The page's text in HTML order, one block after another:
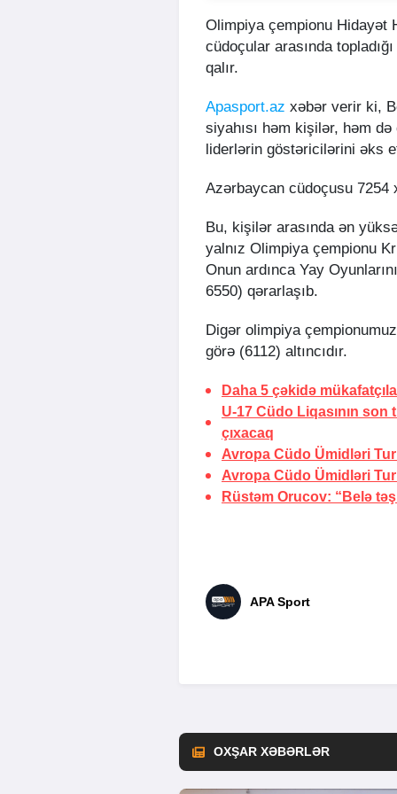
Olimpiya çempionu Hidayət
cüdoçular arasında
qalır.
Apasport.az xəbər verir ki,
siyahısı həm kişilər, həm də
liderlərin göstəricilərini əks
Azərbaycan cüdoçusu
Bu, kişilər arasında ən
yalnız Olimpiya çempionu
Onun ardınca Yay
6550) qərarlaşıb.
Digər olimpiya
görə (6112) altıncıdır.
Daha 5 çəkidə
U-17 Cüdo Liqasının
çıxacaq
Avropa Cüdo Ümidləri
Avropa Cüdo Ümidləri
Rüstəm Orucov: “Belə
APA Sport
OXŞAR XƏBƏRLƏR